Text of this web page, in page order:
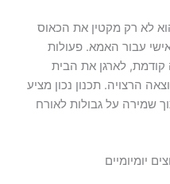
לא רק מקטין את הכאוס
עבור האמא. פעולות
קודמת, לארגן את הבית
הרצויה. תכנון נכון מציע
שמירה על גבולות לאורח
יומיומיים